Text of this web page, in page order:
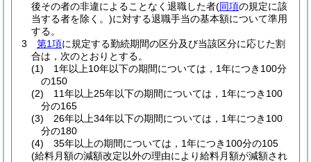
後その者の非違によることなく退職した者(同項の規定に該
当する者を除く。)に対する退職手当の基本額について準用
する。
3
第1項に規定する勤続期間の区分及び当該区分に応じた割
合は，次のとおりとする。
(1)
1年以上10年以下の期間については，1年につき100分
の150
(2)
11年以上25年以下の期間については，1年につき100
分の165
(3)
26年以上34年以下の期間については，1年につき100
分の180
(4)
35年以上の期間については，1年につき100分の105
(給料月額の減額改定以外の理由により給料月額が減額され